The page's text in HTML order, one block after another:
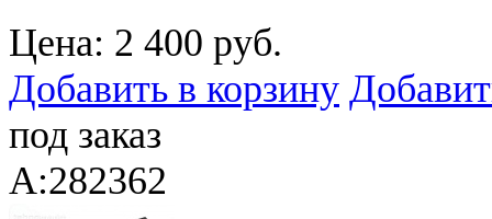
Цена: 2 400 руб.
Добавить в корзину
под заказ
A:282362